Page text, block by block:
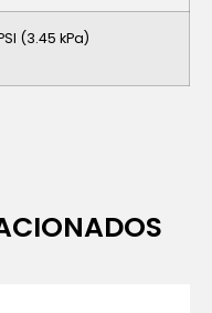
(3.45 kPa)